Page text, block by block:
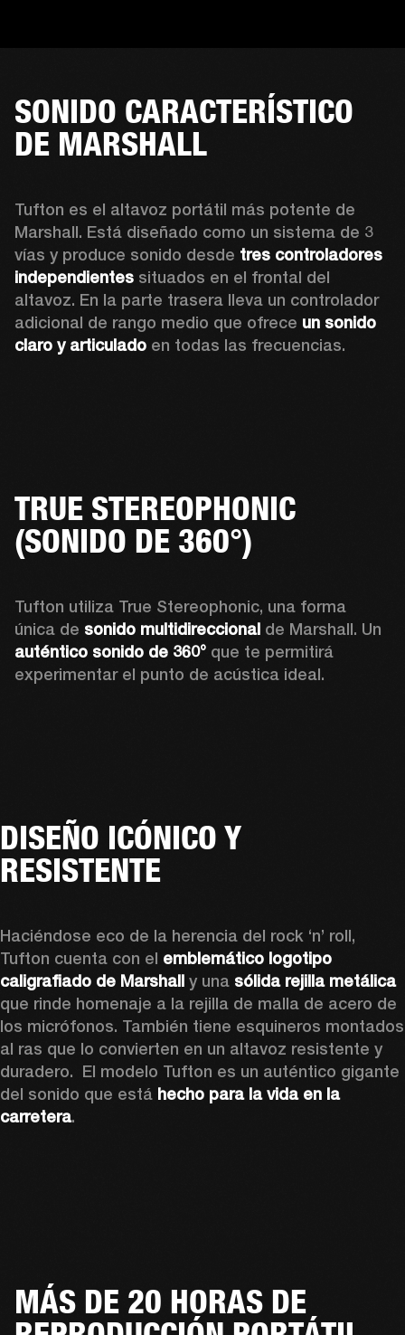
SONIDO CARACTERÍSTICO
DE MARSHALL
Tufton es el altavoz portátil más potente de
Marshall. Está diseñado como un sistema de 3
vías y produce sonido desde tres controladores
independientes situados en el frontal del
altavoz. En la parte trasera lleva un controlador
adicional de rango medio que ofrece un sonido
claro y articulado en todas las frecuencias.
TRUE STEREOPHONIC
(SONIDO DE 360°)
Tufton utiliza True Stereophonic, una forma
única de sonido multidireccional
auténtico sonido de 360° que te permitirá
experimentar el punto de acústica ideal.
DISEÑO ICÓNICO Y
RESISTENTE
Haciéndose eco de la herencia del rock ‘n’ roll,
Tufton cuenta con el emblemático logotipo
caligrafiado de Marshall y una sólida rejilla metálica
que rinde homenaje a la rejilla de malla de acero de
los micrófonos. También tiene esquineros montados
al ras que lo convierten en un altavoz resistente y
duradero. El modelo Tufton es un auténtico gigante
del sonido que está hecho para la vida en la
carretera.
MÁS DE 20 HORAS DE